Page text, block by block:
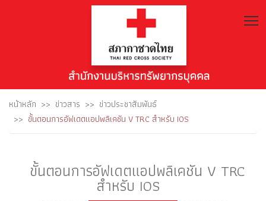
หน้าหลัก ข่าวสาร
ข่าวประชาสัมพันธ์
ขั้นตอนการอัฟเดตแอปพลิเคชัน V TRC สำหรับ IOS
ขั้นตอนการอัฟเดตแอปพลิเคชัน V TRC
สำหรับ IOS